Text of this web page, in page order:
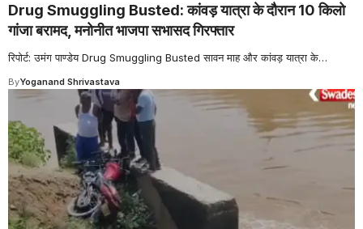
Drug Smuggling Busted: कांवड़ यात्रा के दौरान 10 किलो
गांजा बरामद, मनोनीत भाजपा सभासद गिरफ्तार
रिपोर्ट: उमंग पाण्डेय Drug Smuggling Busted सावन माह और कांवड़ यात्रा के…
ByYoganand Shrivastava